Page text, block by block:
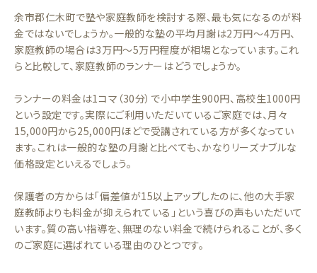
余市郡仁木町で塾や家庭教師を検討する際、最も気になるのが料
金ではないでしょうか。一般的な塾の平均月謝は2万円〜4万円、
家庭教師の場合は3万円〜5万円程度が相場となっています。これ
らと比較して、家庭教師のランナーはどうでしょうか。
ランナーの料金は1コマ（30分）で小中学生900円、高校生1000円
という設定です。実際にご利用いただいているご家庭では、月々
15,000円から25,000円ほどで受講されている方が多くなってい
ます。これは一般的な塾の月謝と比べても、かなりリーズナブルな
価格設定といえるでしょう。
保護者の方からは「偏差値が15以上アップしたのに、他の大手家
庭教師よりも料金が抑えられている」という喜びの声もいただいて
います。質の高い指導を、無理のない料金で続けられることが、多く
のご家庭に選ばれている理由のひとつです。